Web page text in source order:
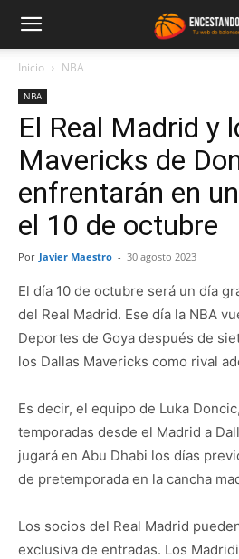
Inicio NBA
NBA
El Real Madrid y
Mavericks de
enfrentarán en
el 10 de octubre
Por Javier Maestro - 30 agosto 2023
El día 10 de octubre será un día
del Real Madrid. Ese día la NBA
Deportes de Goya después de
los Dallas Mavericks como rival
Es decir, el equipo de Luka
temporadas desde el Madrid a
jugará en Abu Dhabi los días
de pretemporada en la cancha
Los socios del Real Madrid
exclusiva de entradas. Los